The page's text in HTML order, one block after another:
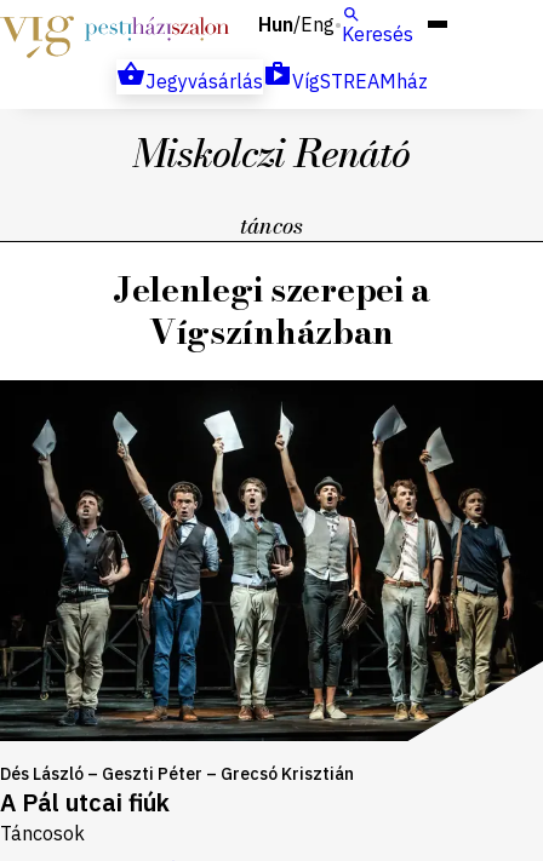
Hun/Eng Keresés
Jegyvásárlás
VígSTREAMház
Miskolczi Renátó
táncos
Jelenlegi szerepei a
Vígszínházban
Dés László – Geszti Péter – Grecsó Krisztián
A Pál utcai fiúk
Táncosok